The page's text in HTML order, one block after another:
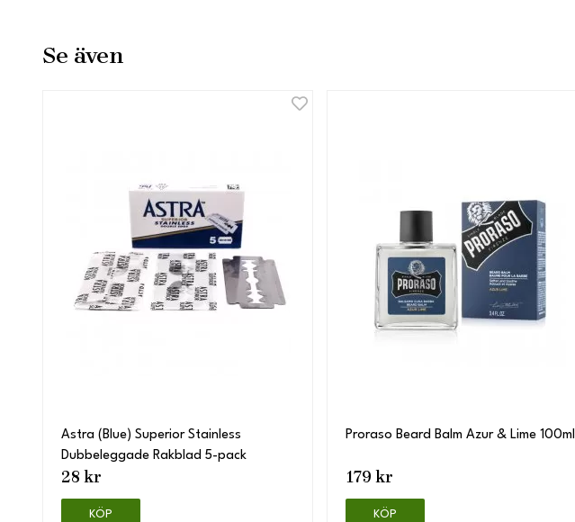
Se även
Astra (Blue) Superior Stainless
Dubbeleggade Rakblad 5-pack
28 kr
KÖP
Proraso Beard Balm Azur & Lime 100ml
179 kr
KÖP